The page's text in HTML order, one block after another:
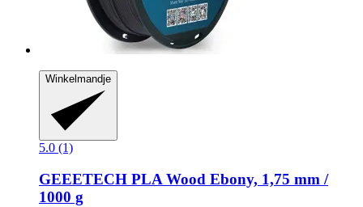
Winkelmandje
5.0 (1)
GEEETECH PLA Wood Ebony, 1,75 mm /
1000 g